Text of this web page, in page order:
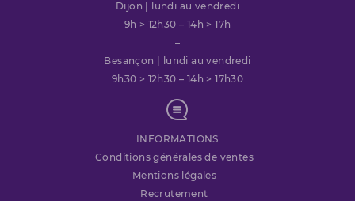
Dijon | lundi au vendredi
9h > 12h30 – 14h > 17h
–
Besançon | lundi au vendredi
9h30 > 12h30 – 14h > 17h30
INFORMATIONS
Conditions générales de ventes
Mentions légales
Recrutement